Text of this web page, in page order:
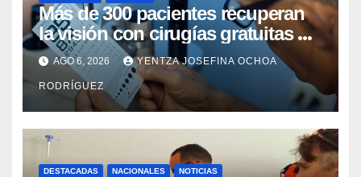
Más de 300 pacientes recuperan
la visión con cirugías gratuitas de
cataratas en Zulia
AGO 6, 2026 YENTZA JOSEFINA OCHOA
RODRÍGUEZ
DESTACADAS NACIONALES NOTICIAS